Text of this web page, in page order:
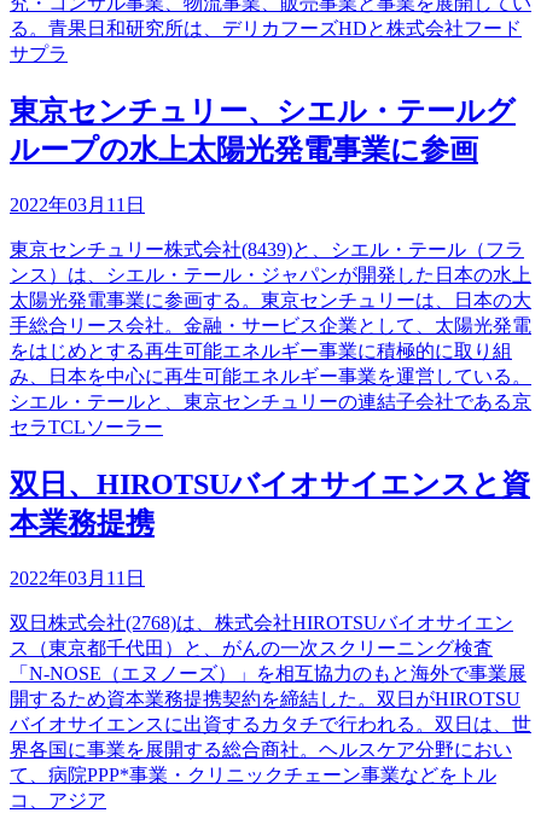
る。青果日和研究所は、デリカフーズHDと株式会社フード
サプラ
東京センチュリー、シエル・テールグ
ループの水上太陽光発電事業に参画
2022年03月11日
東京センチュリー株式会社(8439)と、シエル・テール（フラ
ンス）は、シエル・テール・ジャパンが開発した日本の水上
太陽光発電事業に参画する。東京センチュリーは、日本の大
手総合リース会社。金融・サービス企業として、太陽光発電
をはじめとする再生可能エネルギー事業に積極的に取り組
み、日本を中心に再生可能エネルギー事業を運営している。
シエル・テールと、東京センチュリーの連結子会社である京
セラTCLソーラー
双日、HIROTSUバイオサイエンスと資
本業務提携
2022年03月11日
双日株式会社(2768)は、株式会社HIROTSUバイオサイエン
ス（東京都千代田）と、がんの一次スクリーニング検査
「N-NOSE（エヌノーズ）」を相互協力のもと海外で事業展
開するため資本業務提携契約を締結した。双日がHIROTSU
バイオサイエンスに出資するカタチで行われる。双日は、世
界各国に事業を展開する総合商社。ヘルスケア分野におい
て、病院PPP*事業・クリニックチェーン事業などをトル
コ、アジア